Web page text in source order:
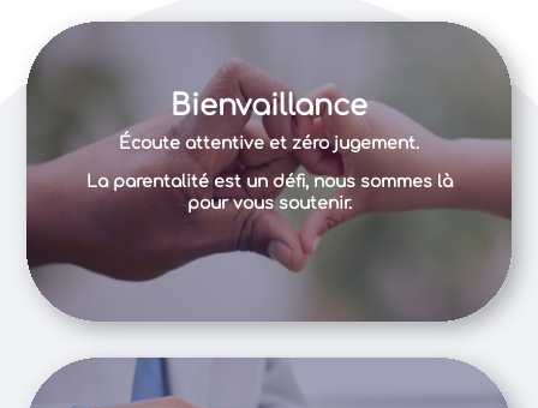
Bienvaillance
Écoute attentive et zéro jugement.
La parentalité est un défi, nous sommes là
pour vous soutenir.